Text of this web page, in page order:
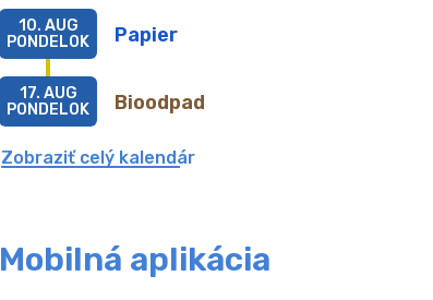
Papier
10. AUG
PONDELOK
Bioodpad
17. AUG
PONDELOK
Zobraziť celý kalendár
Mobilná aplikácia